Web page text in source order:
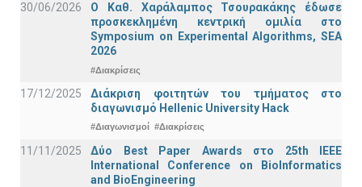
30/06/2026
Ο Καθ. Χαράλαμπος Τσουρακάκης έδωσε
προσκεκλημένη κεντρική ομιλία στο
Symposium on Experimental Algorithms, SEA
2026
#Διακρίσεις
17/12/2025
Διάκριση φοιτητών του τμήματος στο
διαγωνισμό Hellenic University Hack
#Διαγωνισμοί #Διακρίσεις
11/11/2025
Δύο Best Paper Awards στο 25th IEEE
International Conference on BioInformatics
and BioEngineering